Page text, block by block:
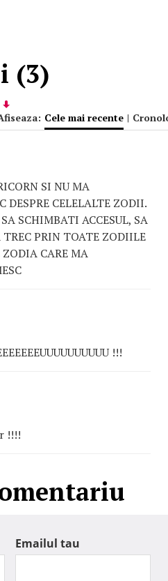
(3)
Cele mai recente |
SI NU MA
DESPRE CELELALTE ZODII.
SCHIMBATI ACCESUL, SA
PRIN TOATE ZODIILE
CARE MA
UU !!!
!!!!
Emailul tau